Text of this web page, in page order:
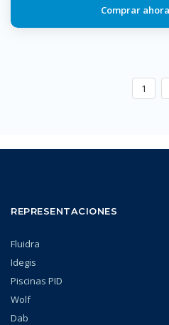
1
REPRESENTACIONES
Fluidra
Idegis
Piscinas PID
Wolf
Dab